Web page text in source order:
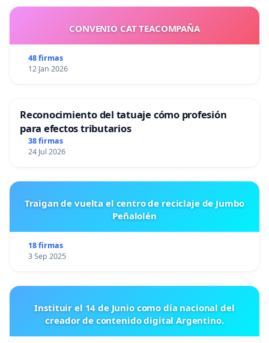
CONVENIO CAT TEACOMPAÑA
48 firmas
12 Jan 2026
Reconocimiento del tatuaje cómo profesión
para efectos tributarios
38 firmas
24 Jul 2026
Traigan de vuelta el centro de reciclaje de Jumbo
Peñalolén
18 firmas
3 Sep 2025
Instituir el 14 de Junio como día nacional del
creador de contenido digital Argentino.